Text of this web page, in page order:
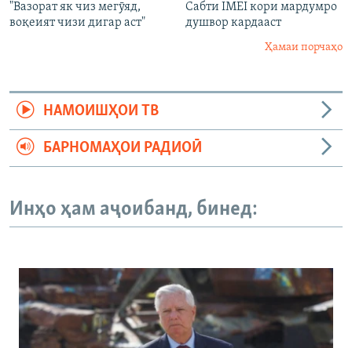
"Вазорат як чиз мегӯяд,
воқеият чизи дигар аст"
Сабти IMEI кори мардумро
душвор кардааст
Ҳамаи порчаҳо
НАМОИШҲОИ ТВ
БАРНОМАҲОИ РАДИОӢ
Инҳо ҳам аҷоибанд, бинед: